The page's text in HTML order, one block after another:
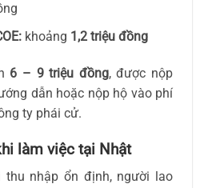
khoảng 1,2 triệu đồng
6 – 9 triệu đồng, được nộp
dẫn hoặc nộp hộ vào phí
ty phái cử.
làm việc tại Nhật
thu nhập ổn định, người lao